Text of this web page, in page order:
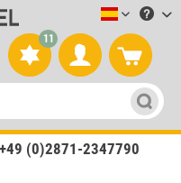
11
+49 (0)2871-2347790